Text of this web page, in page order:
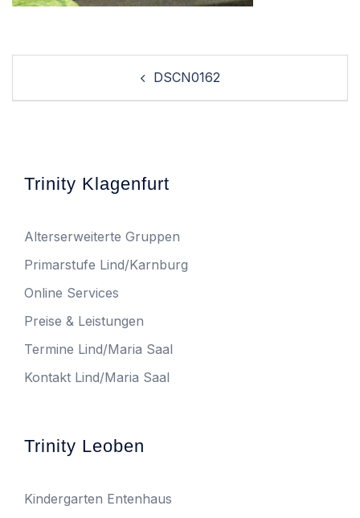
DSCN0162
Trinity Klagenfurt
Alterserweiterte Gruppen
Primarstufe Lind/Karnburg
Online Services
Preise & Leistungen
Termine Lind/Maria Saal
Kontakt Lind/Maria Saal
Trinity Leoben
Kindergarten Entenhaus